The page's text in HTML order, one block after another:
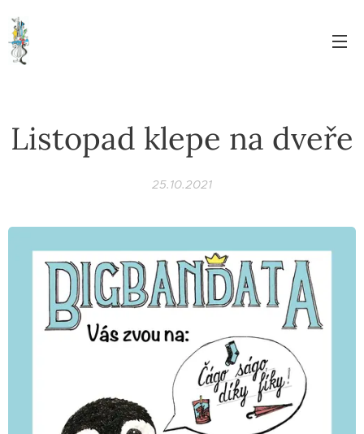
Listopad klepe na dveře
25.10.2021